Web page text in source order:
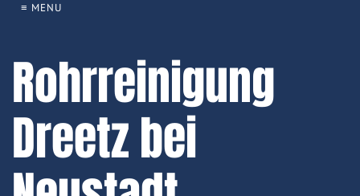
≡ MENU
Rohrreinigung
Dreetz bei